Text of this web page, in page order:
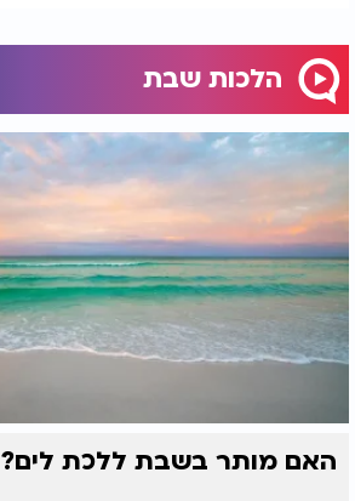
הלכות שבת
האם מותר בשבת ללכת לים?